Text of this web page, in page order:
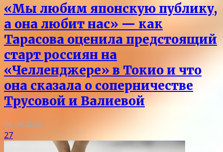
«Мы любим японскую публику,
а она любит нас» — как
Тарасова оценила предстоящий
старт россиян на
«Челленджере» в Токио и что
она сказала о соперничестве
Трусовой и Валиевой
06.08.2026
27